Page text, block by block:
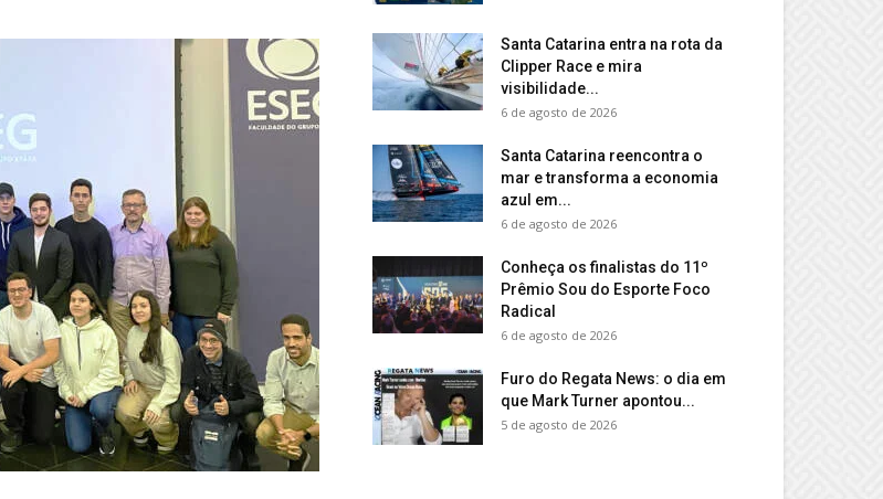
Santa Catarina entra na rota da
Clipper Race e mira
visibilidade...
6 de agosto de 2026
Santa Catarina reencontra o
mar e transforma a economia
azul em...
6 de agosto de 2026
Conheça os finalistas do 11º
Prêmio Sou do Esporte Foco
Radical
6 de agosto de 2026
Furo do Regata News: o dia em
que Mark Turner apontou...
5 de agosto de 2026